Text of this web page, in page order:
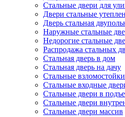
Стальные двери для
Двери стальные
Дверь стальная
Наружные стальные
Недорогие стальные
Распродажа стальных
Стальная дверь в дом
Стальная дверь на дачу
Стальные
Стальные входные
Стальные двери в
Стальные двери
Стальные двери массив